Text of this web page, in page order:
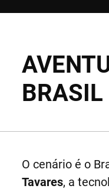
O cenário é o
Tavares, a